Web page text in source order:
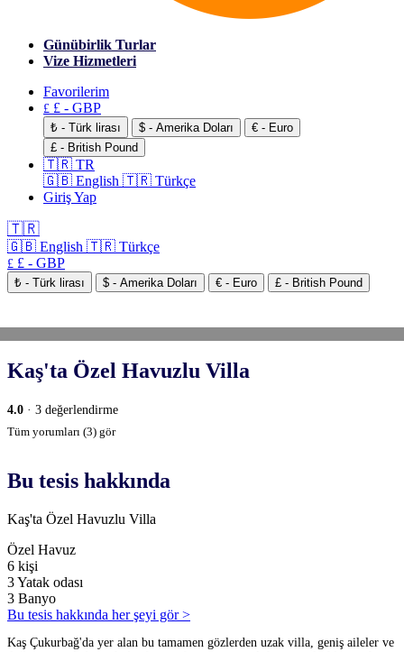
Günübirlik Turlar
Vize Hizmetleri
Favorilerim
£ £ - GBP
₺ - Türk lirası $ - Amerika Doları
€ - Euro
£ - British Pound
🇹🇷 TR
🇬🇧 English 🇹🇷 Türkçe
Giriş Yap
🇹🇷
🇬🇧 English 🇹🇷 Türkçe
£ £ - GBP
₺ - Türk lirası $ - Amerika Doları € - Euro £ - British Pound
Kaş'ta Özel Havuzlu Villa
4.0 · 3 değerlendirme
Tüm yorumları (3) gör
Bu tesis hakkında
Kaş'ta Özel Havuzlu Villa
Özel Havuz
6 kişi
3 Yatak odası
3 Banyo
Bu tesis hakkında her şeyi gör >
Kaş Çukurbağ'da yer alan bu tamamen gözlerden uzak villa, geniş aileler ve